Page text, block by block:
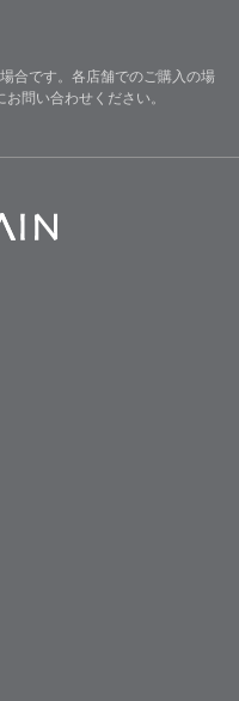
合です。各店舗でのご購入の場
問い合わせください。